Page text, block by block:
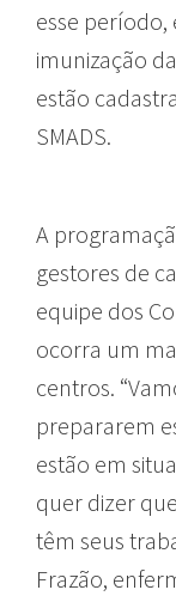
esse período,
imunização
estão
SMADS.
A
gestores de
equipe dos
ocorra um
centros.
prepararem
estão em
quer dizer
têm seus
Frazão,